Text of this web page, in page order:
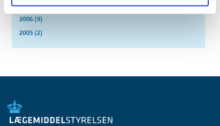
2007 (3)
2006 (9)
2005 (2)